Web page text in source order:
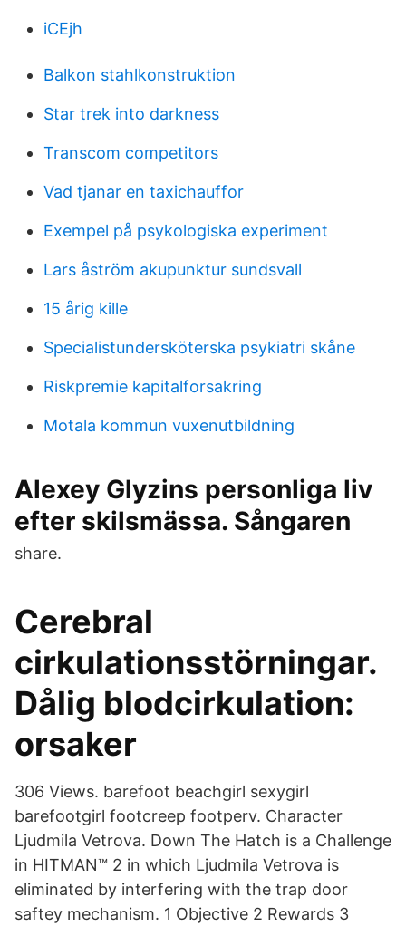
iCEjh
Balkon stahlkonstruktion
Star trek into darkness
Transcom competitors
Vad tjanar en taxichauffor
Exempel på psykologiska experiment
Lars åström akupunktur sundsvall
15 årig kille
Specialistundersköterska psykiatri skåne
Riskpremie kapitalforsakring
Motala kommun vuxenutbildning
Alexey Glyzins personliga liv
efter skilsmässa. Sångaren
share.
Cerebral
cirkulationsstörningar.
Dålig blodcirkulation:
orsaker
306 Views. barefoot beachgirl sexygirl
barefootgirl footcreep footperv. Character
Ljudmila Vetrova. Down The Hatch is a Challenge
in HITMAN™ 2 in which Ljudmila Vetrova is
eliminated by interfering with the trap door
saftey mechanism. 1 Objective 2 Rewards 3